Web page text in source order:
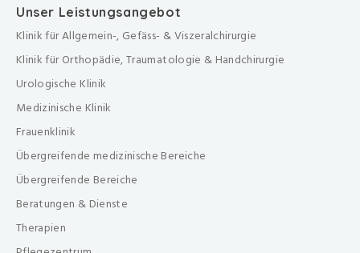
Unser Leistungsangebot
Klinik für Allgemein-, Gefäss- & Viszeralchirurgie
Klinik für Orthopädie, Traumatologie & Handchirurgie
Urologische Klinik
Medizinische Klinik
Frauenklinik
Übergreifende medizinische Bereiche
Übergreifende Bereiche
Beratungen & Dienste
Therapien